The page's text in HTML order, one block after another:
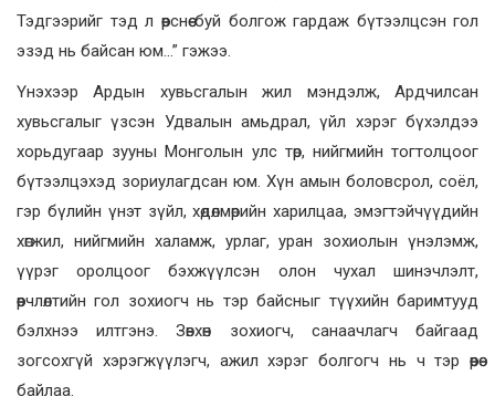
Тэдгээрийг тэд л өөрснөө буй болгож гардаж бүтээлцсэн гол
эзэд нь байсан юм…” гэжээ.
Үнэхээр Ардын хувьсгалын жил мэндэлж, Ардчилсан
хувьсгалыг үзсэн Удвалын амьдрал, үйл хэрэг бүхэлдээ
хорьдугаар зууны Монголын улс төр, нийгмийн тогтолцоог
бүтээлцэхэд зориулагдсан юм. Хүн амын боловсрол, соёл,
гэр бүлийн үнэт зүйл, хөдөлмөрийн харилцаа, эмэгтэйчүүдийн
хөгжил, нийгмийн халамж, урлаг, уран зохиолын үнэлэмж,
үүрэг оролцоог бэхжүүлсэн олон чухал шинэчлэлт,
өөрчлөлтийн гол зохиогч нь тэр байсныг түүхийн баримтууд
бэлхнээ илтгэнэ. Зөвхөн зохиогч, санаачлагч байгаад
зогсохгүй хэрэгжүүлэгч, ажил хэрэг болгогч нь ч тэр өөрөө
байлаа.